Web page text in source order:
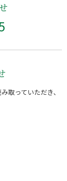
取っていただき、